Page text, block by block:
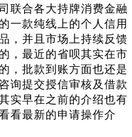
联合各大持牌消费金融
一款纯线上的个人信用
，并且市场上持续反馈
，最近的省呗其实在市
，批款到账方面也还是
询提交授信审核及借款
实早在之前的介绍也有
看最新的申请操作介